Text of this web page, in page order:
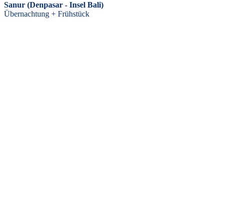
Sanur (Denpasar - Insel Bali)
Übernachtung + Frühstück